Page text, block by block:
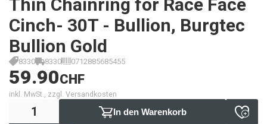
Thin Chainring for Race Face
Cinch- 30T - Bullion, Burgtec
Bullion Gold
8330 8330 0712885685455
59.90CHF
inkl. MwSt., zzgl. Versandkosten
In den Warenkorb